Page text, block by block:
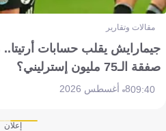
مقالات وتقارير
جيمارايش يقلب حسابات
صفقة الـ75 مليون إسترليني؟
09:408 أغسطس 2026
إعلان